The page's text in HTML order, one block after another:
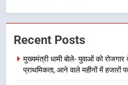
7
उत्तराखण्ड
Recent Posts
मुख्यमंत्री धामी बोले- युवाओं को रोजगार
प्राथमिकता, आने वाले महीनों में हजारों